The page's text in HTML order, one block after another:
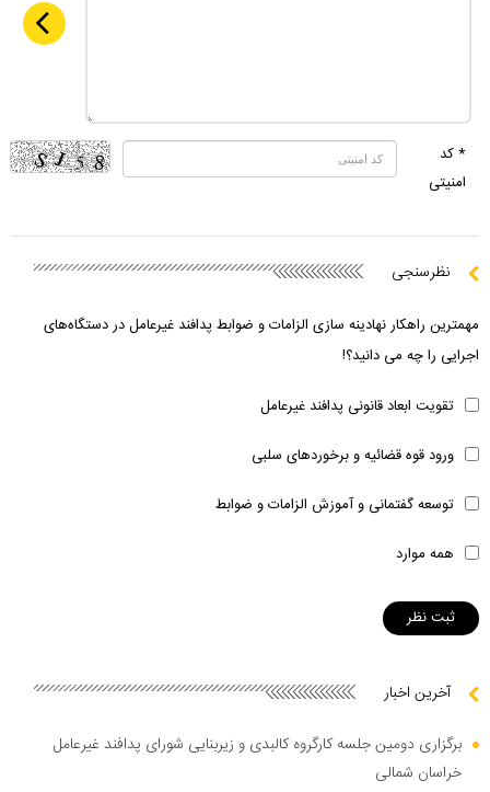
* کد
امنیتی
نظرسنجی
مهمترین راهکار نهادینه سازی الزامات و ضوابط پدافند غیرعامل در دستگاه‌های
اجرایی را چه می دانید؟!
تقویت ابعاد قانونی پدافند غیرعامل
ورود قوه قضائیه و برخوردهای سلبی
توسعه گفتمانی و آموزش الزامات و ضوابط
همه موارد
آخرین اخبار
برگزاری دومین جلسه کارگروه کالبدی و زیربنایی شورای پدافند غیرعامل
خراسان شمالی